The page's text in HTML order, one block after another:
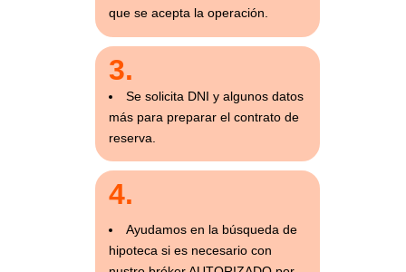
que se acepta la operación.
3.
Se solicita DNI y algunos datos
más para preparar el contrato de
reserva.
4.
Ayudamos en la búsqueda de
hipoteca si es necesario con